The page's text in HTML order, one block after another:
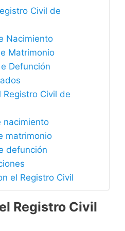
Civil de
Nacimiento
Matrimonio
Defunción
Registro Civil de
nacimiento
matrimonio
defunción
el Registro Civil
Registro Civil